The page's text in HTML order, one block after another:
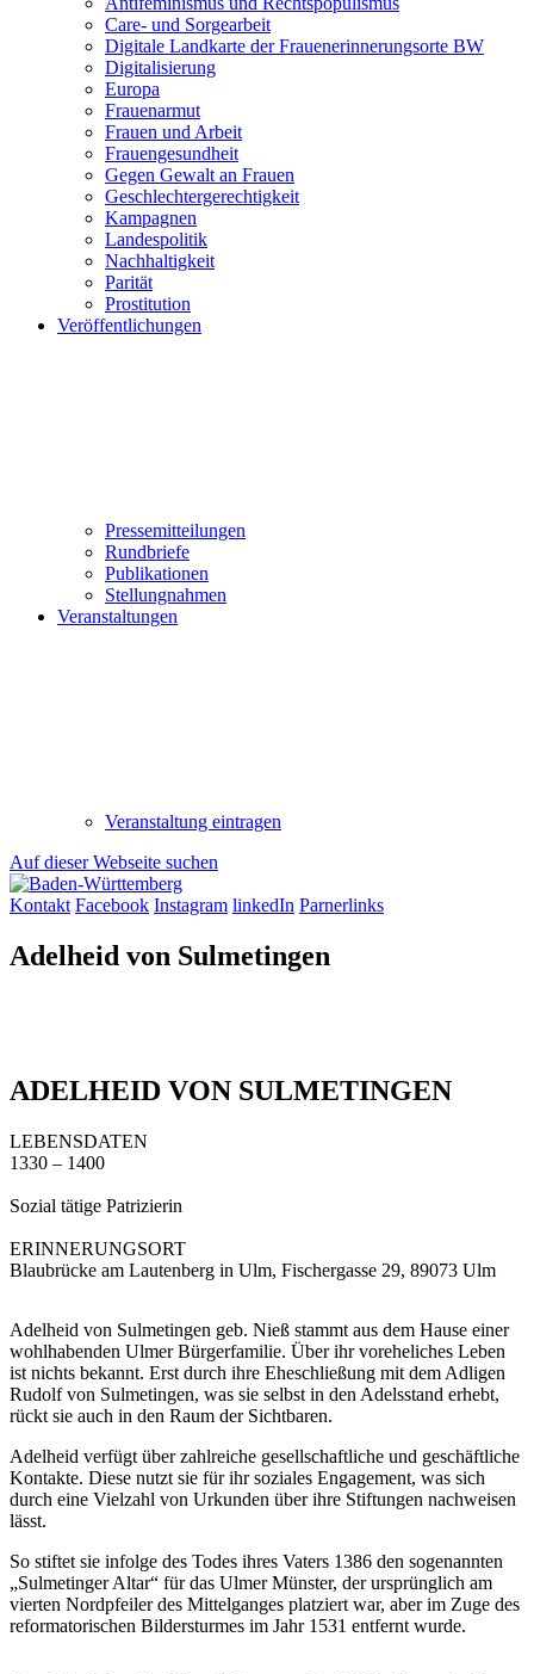
Care- und Sorgearbeit
Digitale Landkarte der Frauenerinnerungsorte BW
Digitalisierung
Europa
Frauenarmut
Frauen und Arbeit
Frauengesundheit
Gegen Gewalt an Frauen
Geschlechtergerechtigkeit
Kampagnen
Landespolitik
Nachhaltigkeit
Parität
Prostitution
Veröffentlichungen
Pressemitteilungen
Rundbriefe
Publikationen
Stellungnahmen
Veranstaltungen
Veranstaltung eintragen
Auf dieser Webseite suchen
Kontakt Facebook Instagram linkedIn Parnerlinks
Adelheid von Sulmetingen
ADELHEID VON SULMETINGEN
LEBENSDATEN
1330 – 1400
Sozial tätige Patrizierin
ERINNERUNGSORT
Blaubrücke am Lautenberg in Ulm, Fischergasse 29, 89073 Ulm
Adelheid von Sulmetingen geb. Nieß stammt aus dem Hause einer
wohlhabenden Ulmer Bürgerfamilie. Über ihr voreheliches Leben
ist nichts bekannt. Erst durch ihre Eheschließung mit dem Adligen
Rudolf von Sulmetingen, was sie selbst in den Adelsstand erhebt,
rückt sie auch in den Raum der Sichtbaren.
Adelheid verfügt über zahlreiche gesellschaftliche und geschäftliche
Kontakte. Diese nutzt sie für ihr soziales Engagement, was sich
durch eine Vielzahl von Urkunden über ihre Stiftungen nachweisen
lässt.
So stiftet sie infolge des Todes ihres Vaters 1386 den sogenannten
„Sulmetinger Altar“ für das Ulmer Münster, der ursprünglich am
vierten Nordpfeiler des Mittelganges platziert war, aber im Zuge des
reformatorischen Bildersturmes im Jahr 1531 entfernt wurde.